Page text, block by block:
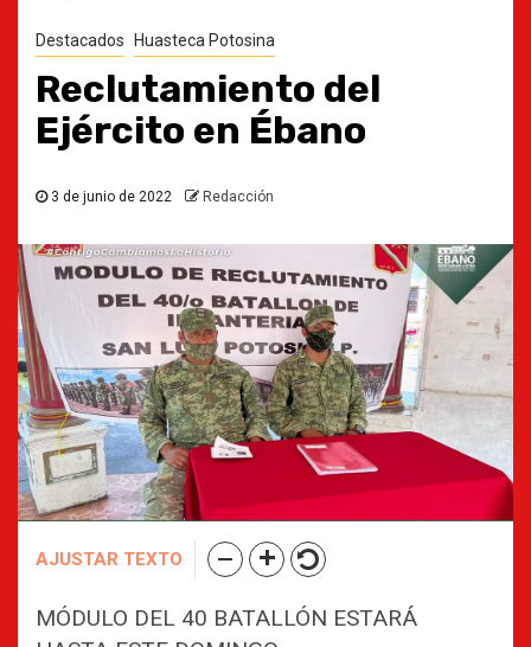
Destacados Huasteca Potosina
Reclutamiento del
Ejército en Ébano
3 de junio de 2022 Redacción
AJUSTAR TEXTO
MÓDULO DEL 40 BATALLÓN ESTARÁ